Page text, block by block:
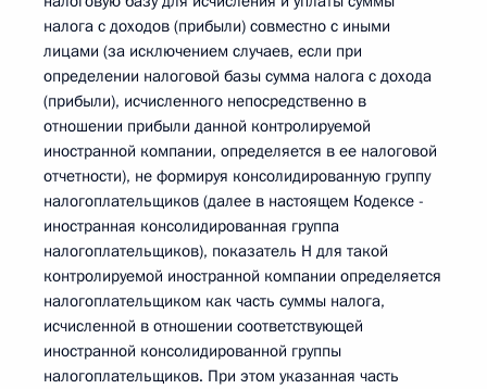
налога с доходов (прибыли) совместно с иными
лицами (за исключением случаев, если при
определении налоговой базы сумма налога с дохода
(прибыли), исчисленного непосредственно в
отношении прибыли данной контролируемой
иностранной компании, определяется в ее налоговой
отчетности), не формируя консолидированную группу
налогоплательщиков (далее в настоящем Кодексе -
иностранная консолидированная группа
налогоплательщиков), показатель Н для такой
контролируемой иностранной компании определяется
налогоплательщиком как часть суммы налога,
исчисленной в отношении соответствующей
иностранной консолидированной группы
налогоплательщиков. При этом указанная часть